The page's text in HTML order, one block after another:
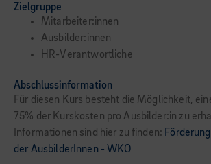
Zielgruppe
Mitarbeiter:innen
Ausbilder:innen
HR-Verantwortliche
Abschlussinformation
Für diesen Kurs besteht die Möglichkeit,
75% der Kurskosten pro Ausbilder:in zu
Informationen sind hier zu finden:
der AusbilderInnen - WKO